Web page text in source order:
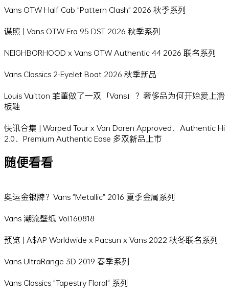
Vans OTW Half Cab "Pattern Clash" 2026 秋季系列
谍照 | Vans OTW Era 95 DST 2026 秋季系列
NEIGHBORHOOD x Vans OTW Authentic 44 2026 联名系列
Vans Classics 2-Eyelet Boat 2026 秋季新品
Louis Vuitton 菲董做了一双「Vans」？奢侈品为何开始爱上滑
板鞋
快讯合集 | Warped Tour x Van Doren Approved、Authentic Hi
2.0、Premium Authentic Ease 多双新品上市
随便看看
奥运金银牌？Vans "Metallic" 2016 夏季金属系列
Vans 潮流壁纸 Vol.160818
预览 | A$AP Worldwide x Pacsun x Vans 2022 秋冬联名系列
Vans UltraRange 3D 2019 春季系列
Vans Classics "Tapestry Floral" 系列